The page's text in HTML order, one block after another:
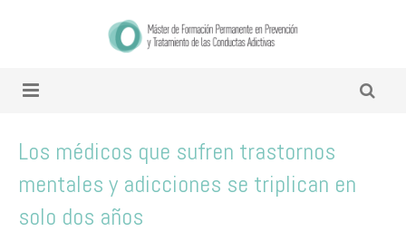
Los médicos que sufren trastornos
mentales y adicciones se triplican en
solo dos años